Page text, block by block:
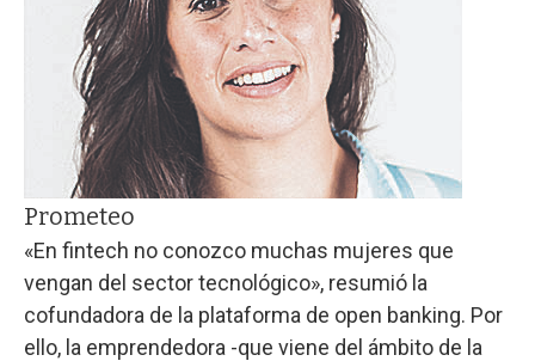
Prometeo
«En fintech no conozco muchas mujeres que
vengan del sector tecnológico», resumió la
cofundadora de la plataforma de open banking. Por
ello, la emprendedora -que viene del ámbito de la